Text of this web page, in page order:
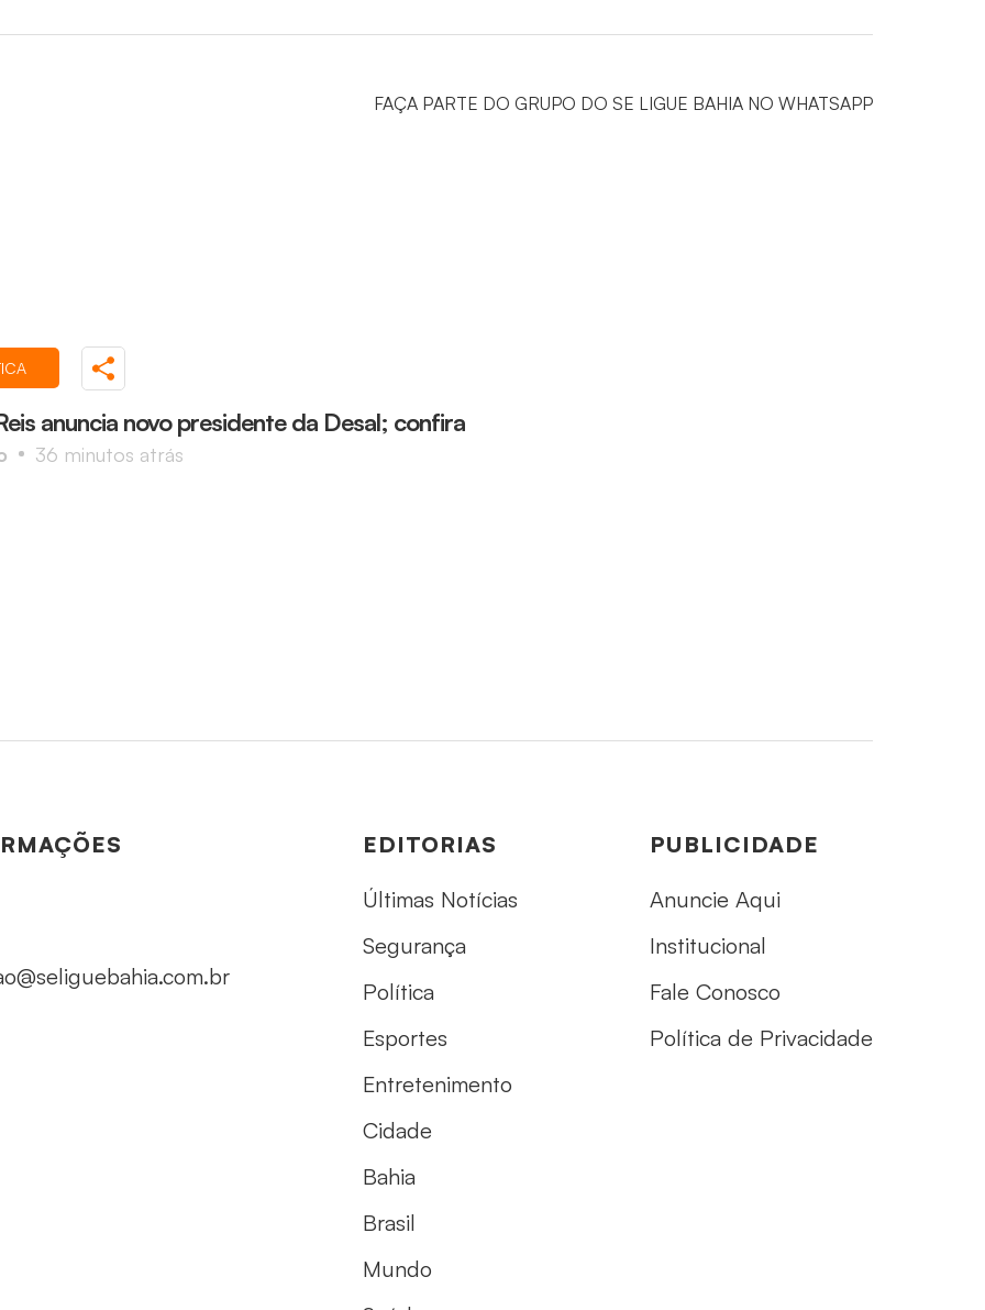
FAÇA PARTE DO GRUPO DO SE LIGUE BAHIA NO WHATSAPP
anuncia novo presidente da Desal; confira
36 minutos atrás
EDITORIAS
Últimas Notícias
Segurança
Política
Esportes
Entretenimento
Cidade
Bahia
Brasil
Mundo
PUBLICIDADE
Anuncie Aqui
Institucional
Fale Conosco
Política de Privacidade